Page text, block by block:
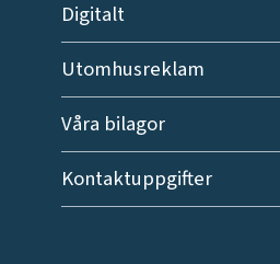
Digitalt
Utomhusreklam
Våra bilagor
Kontaktuppgifter